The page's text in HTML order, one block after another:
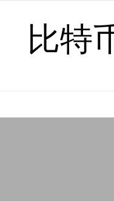
比特